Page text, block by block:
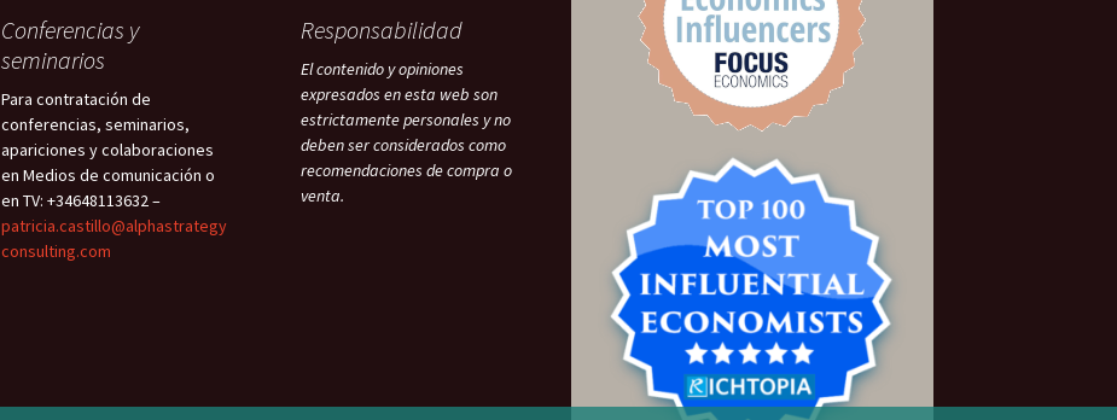
Conferencias y
seminarios
Para contratación de
conferencias, seminarios,
apariciones y colaboraciones
en Medios de comunicación o
en TV: +34648113632 –
patricia.castillo@alphastrategy
consulting.com
Responsabilidad
El contenido y opiniones
expresados en esta web son
estrictamente personales y no
deben ser considerados como
recomendaciones de compra o
venta.